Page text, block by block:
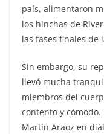
país, alimentaron
los hinchas de
las fases finales de
Sin embargo, su
llevó mucha
miembros del
contento y cómodo.
Martín Araoz en